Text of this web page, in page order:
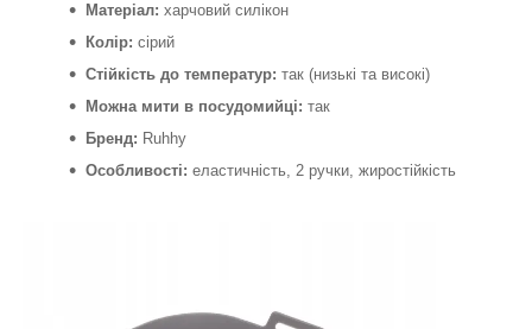
Матеріал: харчовий силікон
Колір: сірий
Стійкість до температур: так (низькі та високі)
Можна мити в посудомийці: так
Бренд: Ruhhy
Особливості: еластичність, 2 ручки, жиростійкість